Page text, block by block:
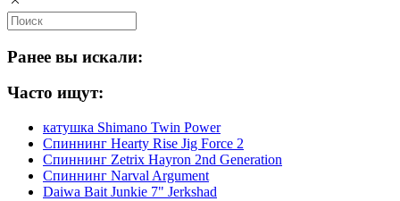
Ранее вы искали:
Часто ищут:
катушка Shimano Twin Power
Спиннинг Hearty Rise Jig Force 2
Спиннинг Zetrix Hayron 2nd Generation
Спиннинг Narval Argument
Daiwa Bait Junkie 7" Jerkshad